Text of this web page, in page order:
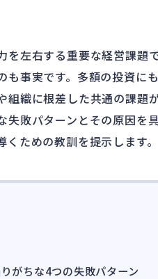
を左右する重要な経営課題
事実です。多額の投資に
組織に根差した共通の課題
失敗パターンとその原因を
ための教訓を提示します。
がちな4つの失敗パターン